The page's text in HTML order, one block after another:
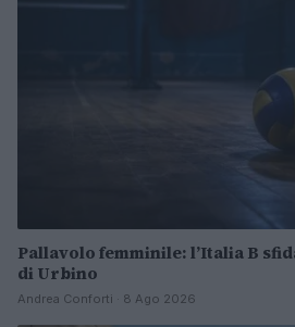
Pallavolo femminile: l’Italia B
di Urbino
Andrea Conforti · 8 Ago 2026